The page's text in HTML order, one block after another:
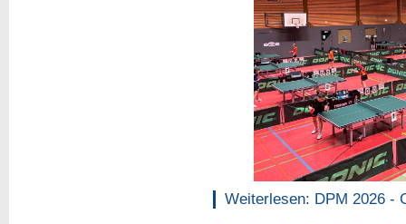
Weiterlesen: DPM 2026 -